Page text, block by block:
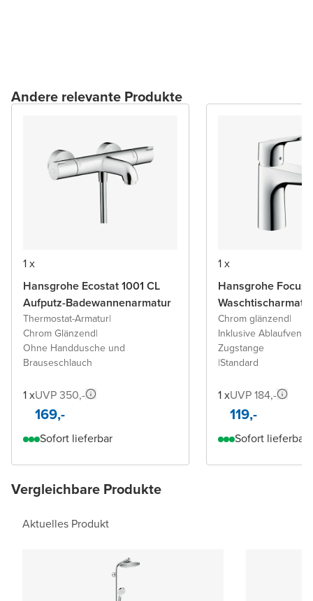
Andere relevante Produkte
1 x
Hansgrohe Ecostat 1001 CL
Aufputz-Badewannenarmatur
Thermostat-Armatur|
Chrom Glänzend|
Ohne Handdusche und
Brauseschlauch
1 xUVP 350,-
169,-
Sofort lieferbar
1 x
Hansgrohe Focus
Chrom glänzend|
Inklusive Ablaufventil
Zugstange
|Standard
1 xUVP 184,-
119,-
Sofort lieferbar
Vergleichbare Produkte
Aktuelles Produkt